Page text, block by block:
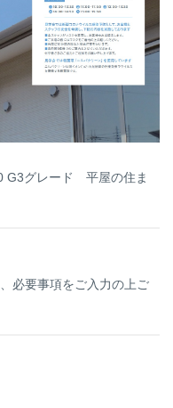
G3グレード 平屋の住ま
必要事項をご入力の上ご